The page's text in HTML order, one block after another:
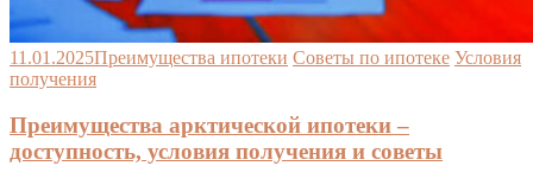
11.01.2025Преимущества ипотеки Советы по ипотеке Условия
получения
Преимущества арктической ипотеки –
доступность, условия получения и советы